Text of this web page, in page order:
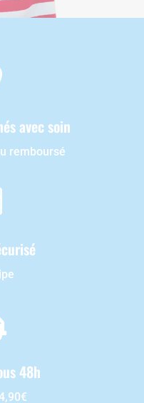
avec soin
remboursé
48h